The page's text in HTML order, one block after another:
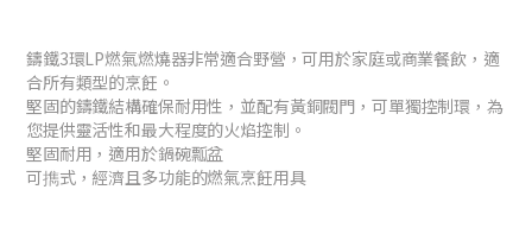
鑄鐵3環LP燃氣燃燒器非常適合野營，可用於家庭或商業餐飲，適
合所有類型的烹飪。
堅固的鑄鐵結構確保耐用性，並配有黃銅閥門，可單獨控制環，為
您提供靈活性和最大程度的火焰控制。
堅固耐用，適用於鍋碗瓢盆
可擕式，經濟且多功能的燃氣烹飪用具